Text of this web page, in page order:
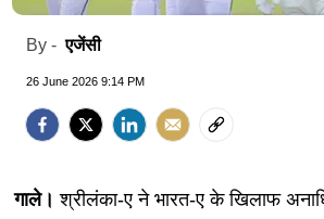
By -एजेंसी
26 June 2026 9:14 PM
गाले। श्रीलंका-ए ने भारत-ए के खिलाफ